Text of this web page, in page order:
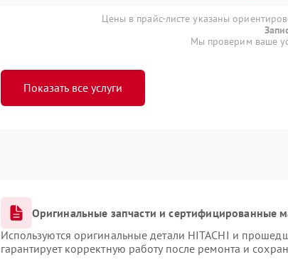
Цены в прайс-листе указаны
Мы проверим ваше
Показать все услуги
Оригинальные запчасти и сертифицированные
Используются оригинальные детали HITACHI и
гарантирует корректную работу после ремонта и